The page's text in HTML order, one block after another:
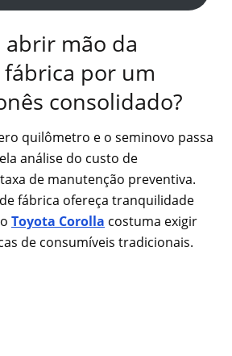
abrir mão da
por um
consolidado?
quilômetro e o seminovo passa
análise do custo de
de manutenção preventiva.
fábrica ofereça tranquilidade
Toyota Corolla costuma exigir
de consumíveis tradicionais.